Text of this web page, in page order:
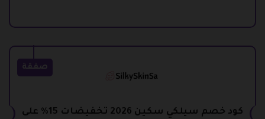
صفقة
كود خصم سيلكي سكين 2026 تخفيضات 15% على